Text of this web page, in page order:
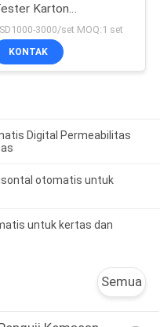
Karton
3000/set MOQ:1 set
KONTAK
Digital Permeabilitas
otomatis untuk
untuk kertas dan
Semua